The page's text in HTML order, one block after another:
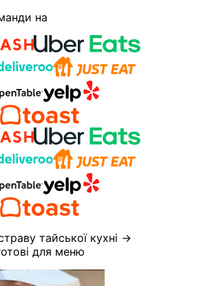
на
тайської кухні →
для меню